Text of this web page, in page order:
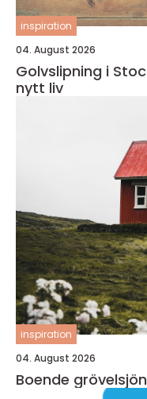
inspiration
04. August 2026
Golvslipning i
nytt liv
inspiration
04. August 2026